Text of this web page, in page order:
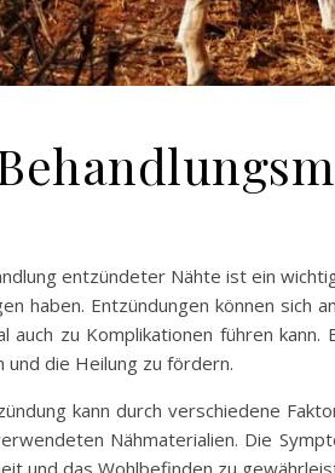
entzündeter Nähte ist ein
haben. Entzündungen können sich
auch zu Komplikationen führen
und die Heilung zu fördern.
kann durch verschiedene
Nähmaterialien. Die
und das Wohlbefinden zu